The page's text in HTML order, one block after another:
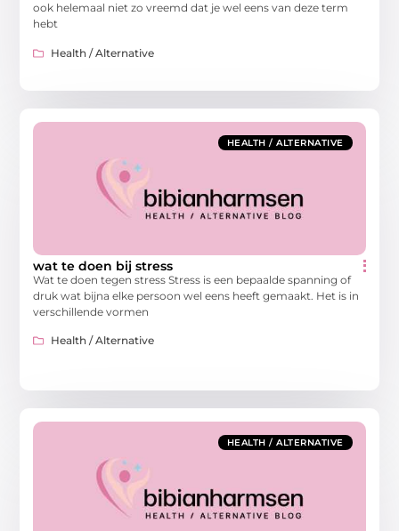
ook helemaal niet zo vreemd dat je wel eens van deze term
hebt
Health / Alternative
HEALTH / ALTERNATIVE
wat te doen bij stress
Wat te doen tegen stress Stress is een bepaalde spanning of
druk wat bijna elke persoon wel eens heeft gemaakt. Het is in
verschillende vormen
Health / Alternative
HEALTH / ALTERNATIVE